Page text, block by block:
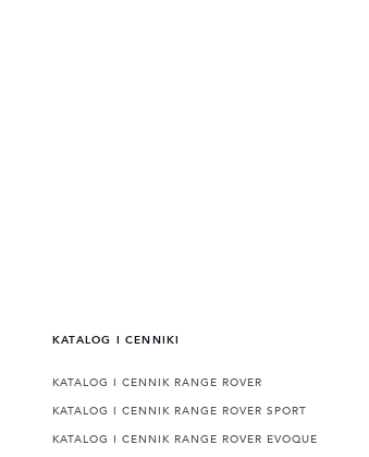
KATALOG I CENNIKI
KATALOG I CENNIK RANGE ROVER
KATALOG I CENNIK RANGE ROVER SPORT
KATALOG I CENNIK RANGE ROVER EVOQUE